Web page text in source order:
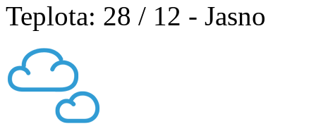
Teplota: 28 / 12 - Jasno